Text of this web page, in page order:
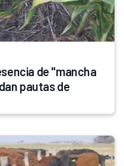
de "mancha
pautas de